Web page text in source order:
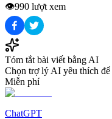
👁️990 lượt xem
Tóm tắt bài viết bằng AI
Chọn trợ lý AI yêu thích
Miễn phí
ChatGPT